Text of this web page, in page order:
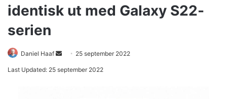
identisk ut med Galaxy S22-
serien
Daniel Haaf 25 september 2022
Last Updated: 25 september 2022